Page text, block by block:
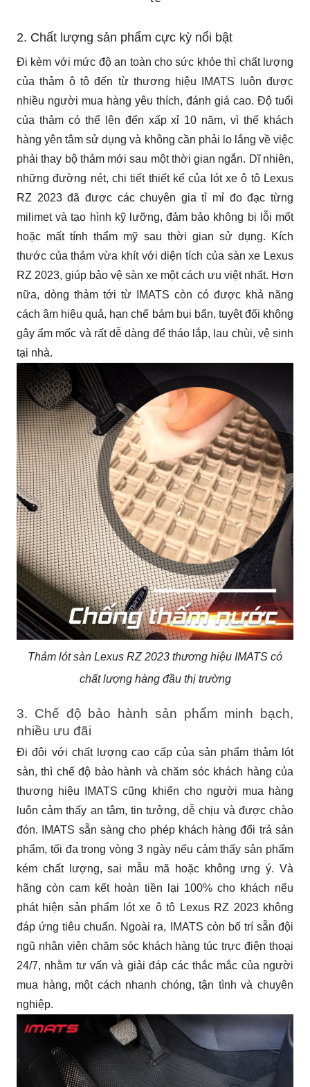
2. Chất lượng sản phẩm cực kỳ nổi bật
Đi kèm với mức độ an toàn cho sức khỏe thì chất lượng
của thảm ô tô đến từ thương hiệu IMATS luôn được
nhiều người mua hàng yêu thích, đánh giá cao. Độ tuổi
của thảm có thể lên đến xấp xỉ 10 năm, vì thế khách
hàng yên tâm sử dụng và không cần phải lo lắng về việc
phải thay bộ thảm mới sau một thời gian ngắn. Dĩ nhiên,
những đường nét, chi tiết thiết kế của lót xe ô tô Lexus
RZ 2023 đã được các chuyên gia tỉ mỉ đo đạc từng
milimet và tạo hình kỹ lưỡng, đảm bảo không bị lỗi mốt
hoặc mất tính thẩm mỹ sau thời gian sử dụng. Kích
thước của thảm vừa khít với diện tích của sàn xe Lexus
RZ 2023, giúp bảo vệ sàn xe một cách ưu việt nhất. Hơn
nữa, dòng thảm tới từ IMATS còn có được khả năng
cách âm hiệu quả, hạn chế bám bụi bẩn, tuyệt đối không
gây ẩm mốc và rất dễ dàng để tháo lắp, lau chùi, vệ sinh
tại nhà.
Thảm lót sàn Lexus RZ 2023 thương hiệu IMATS có
chất lượng hàng đầu thị trường
3. Chế độ bảo hành sản phẩm minh bạch,
nhiều ưu đãi
Đi đôi với chất lượng cao cấp của sản phẩm thảm lót
sàn, thì chế độ bảo hành và chăm sóc khách hàng của
thương hiệu IMATS cũng khiến cho người mua hàng
luôn cảm thấy an tâm, tin tưởng, dễ chịu và được chào
đón. IMATS sẵn sàng cho phép khách hàng đổi trả sản
phẩm, tối đa trong vòng 3 ngày nếu cảm thấy sản phẩm
kém chất lượng, sai mẫu mã hoặc không ưng ý. Và
hãng còn cam kết hoàn tiền lại 100% cho khách nếu
phát hiện sản phẩm lót xe ô tô Lexus RZ 2023 không
đáp ứng tiêu chuẩn. Ngoài ra, IMATS còn bố trí sẵn đội
ngũ nhân viên chăm sóc khách hàng túc trực điện thoại
24/7, nhằm tư vấn và giải đáp các thắc mắc của người
mua hàng, một cách nhanh chóng, tận tình và chuyên
nghiệp.